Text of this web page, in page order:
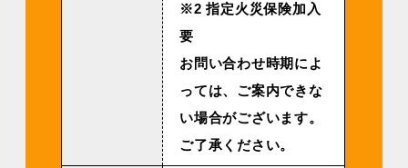
※2 指定火災保険加入
要
お問い合わせ時期によ
っては、ご案内できな
い場合がございます。
ご了承ください。